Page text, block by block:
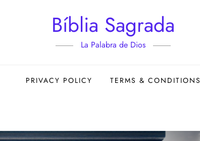
Bíblia Sagrada
La Palabra de Dios
PRIVACY POLICY TERMS & CONDITIONS